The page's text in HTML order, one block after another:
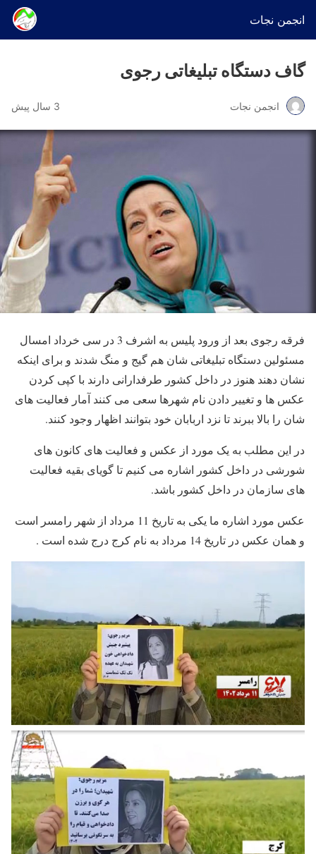
انجمن نجات
گاف دستگاه تبلیغاتی رجوی
انجمن نجات 3 سال پیش
فرقه رجوی بعد از ورود پلیس به اشرف 3 در سی خرداد امسال
مسئولین دستگاه تبلیغاتی شان هم گیج و منگ شدند و برای اینکه
نشان دهند هنوز در داخل کشور طرفدارانی دارند با کپی کردن
عکس ها و تغییر دادن نام شهرها سعی می کنند آمار فعالیت های
شان را بالا ببرند تا نزد اربابان خود بتوانند اظهار وجود کنند.
در این مطلب به یک مورد از عکس و فعالیت های کانون های
شورشی در داخل کشور اشاره می کنیم تا گویای بقیه فعالیت
های سازمان در داخل کشور باشد.
عکس مورد اشاره ما یکی به تاریخ 11 مرداد از شهر رامسر است
و همان عکس در تاریخ 14 مرداد به نام کرج درج شده است .